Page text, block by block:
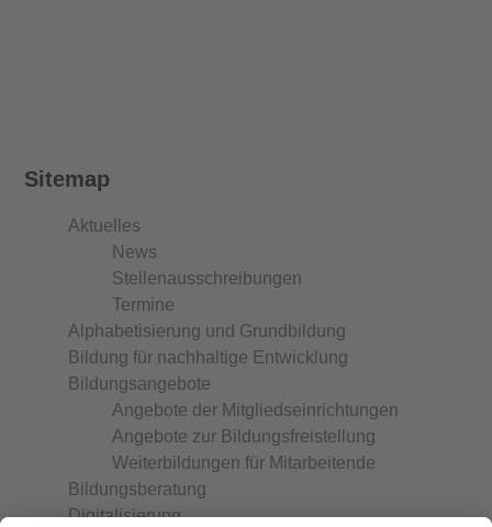
Sitemap
Aktuelles
News
Stellenausschreibungen
Termine
Alphabetisierung und Grundbildung
Bildung für nachhaltige Entwicklung
Bildungsangebote
Angebote der Mitgliedseinrichtungen
Angebote zur Bildungsfreistellung
Weiterbildungen für Mitarbeitende
Bildungsberatung
Digitalisierung